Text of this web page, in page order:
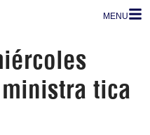
MENU
tica